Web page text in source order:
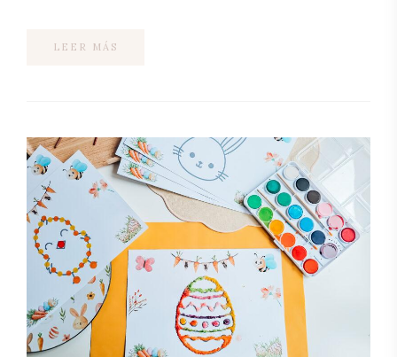
LEER MÁS